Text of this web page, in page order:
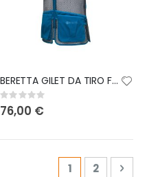
BERETTA GILET DA TIRO FULL MESH VEST BLUE TWILIGHT
Rating:
0%
76,00 €
Pagina
Attualmente
1 Pagina
2